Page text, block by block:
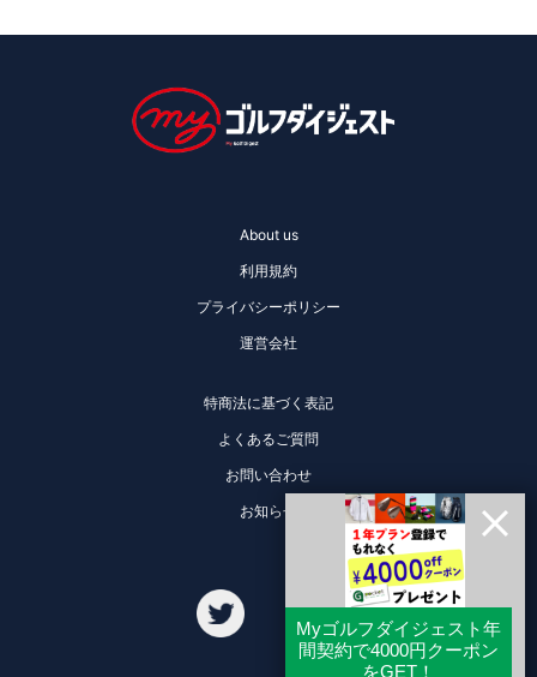
About us
利用規約
プライバシーポリシー
運営会社
特商法に基づく表記
よくあるご質問
お問い合わせ
お知らせ